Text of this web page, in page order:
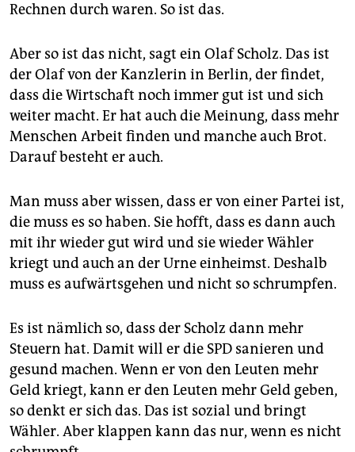
Rechnen durch waren. So ist das.
Aber so ist das nicht, sagt ein Olaf Scholz. Das ist
der Olaf von der Kanzlerin in Berlin, der findet,
dass die Wirtschaft noch immer gut ist und sich
weiter macht. Er hat auch die Meinung, dass mehr
Menschen Arbeit finden und manche auch Brot.
Darauf besteht er auch.
Man muss aber wissen, dass er von einer Partei ist,
die muss es so haben. Sie hofft, dass es dann auch
mit ihr wieder gut wird und sie wieder Wähler
kriegt und auch an der Urne einheimst. Deshalb
muss es aufwärtsgehen und nicht so schrumpfen.
Es ist nämlich so, dass der Scholz dann mehr
Steuern hat. Damit will er die SPD sanieren und
gesund machen. Wenn er von den Leuten mehr
Geld kriegt, kann er den Leuten mehr Geld geben,
so denkt er sich das. Das ist sozial und bringt
Wähler. Aber klappen kann das nur, wenn es nicht